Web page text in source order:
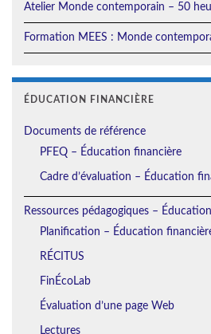
Atelier Monde contemporain – 50
Formation MEES : Monde
ÉDUCATION FINANCIÈRE
Documents de référence
PFEQ – Éducation financière
Cadre d’évaluation – Éducation
Ressources pédagogiques –
Planification – Éducation
RÉCITUS
FinÉcoLab
Évaluation d’une page Web
Lectures